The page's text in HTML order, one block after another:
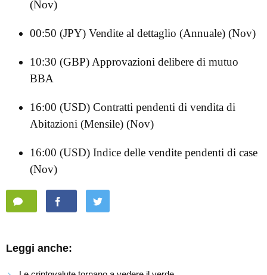
(Nov)
00:50 (JPY) Vendite al dettaglio (Annuale) (Nov)
10:30 (GBP) Approvazioni delibere di mutuo
BBA
16:00 (USD) Contratti pendenti di vendita di
Abitazioni (Mensile) (Nov)
16:00 (USD) Indice delle vendite pendenti di case
(Nov)
Leggi anche: